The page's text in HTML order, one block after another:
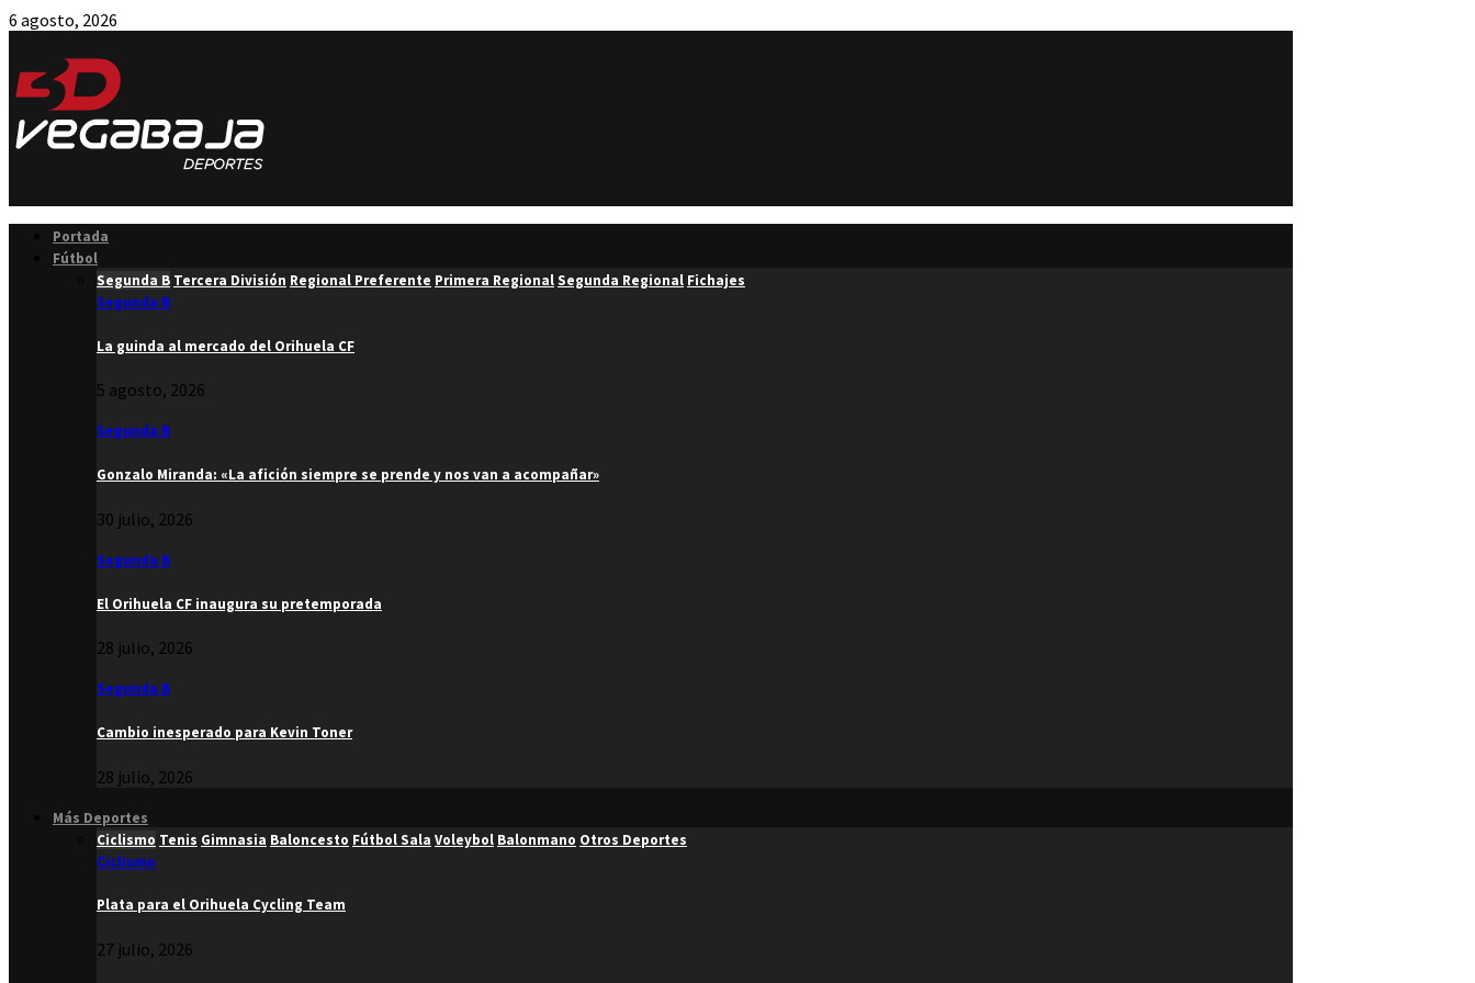
6 agosto, 2026
Portada
Fútbol
Segunda B Tercera División Regional Preferente Primera RegionalSegunda Regional Fichajes
Segunda B
La guinda al mercado del Orihuela CF
5 agosto, 2026
Segunda B
Gonzalo Miranda: «La afición siempre se prende y nos van a acompañar»
30 julio, 2026
Segunda B
El Orihuela CF inaugura su pretemporada
28 julio, 2026
Segunda B
Cambio inesperado para Kevin Toner
28 julio, 2026
Más Deportes
Ciclismo Tenis Gimnasia Baloncesto Fútbol Sala Voleybol Balonmano Otros Deportes
Ciclismo
Plata para el Orihuela Cycling Team
27 julio, 2026